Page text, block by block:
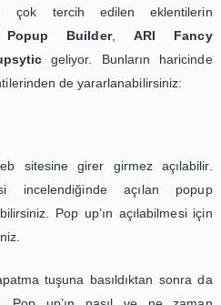
açığı meydana
görüntüler, kullanıcıların
olabilir. Kullanıcıların
yönlendirmeler
Kullanmak